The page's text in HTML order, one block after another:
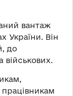
вантаж
України. Він
до
військових.